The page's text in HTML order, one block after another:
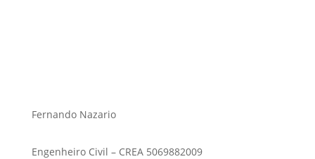
Fernando Nazario
Engenheiro Civil – CREA 5069882009